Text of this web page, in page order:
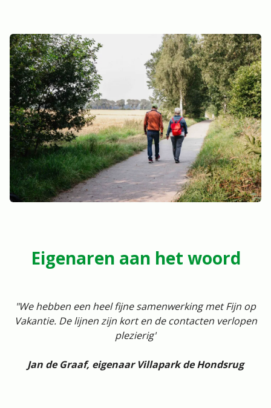
Eigenaren aan het woord
"We hebben een heel fijne samenwerking met Fijn op
Vakantie. De lijnen zijn kort en de contacten verlopen
plezierig'
Jan de Graaf, eigenaar Villapark de Hondsrug